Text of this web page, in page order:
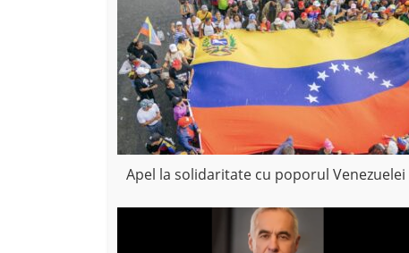
Apel la solidaritate cu poporul Venezuelei